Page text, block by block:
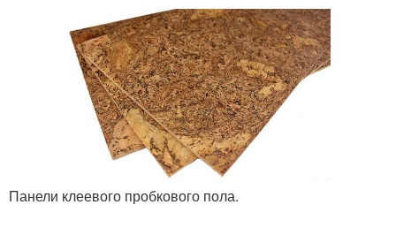
Панели клеевого пробкового пола.